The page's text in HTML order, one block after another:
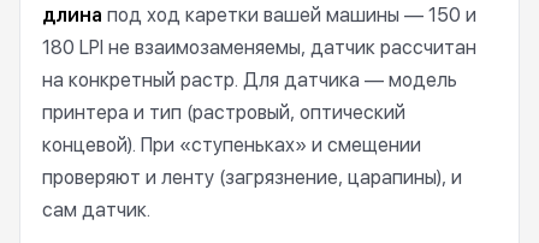
длина под ход каретки вашей машины — 150 и
180 LPI не взаимозаменяемы, датчик рассчитан
на конкретный растр. Для датчика — модель
принтера и тип (растровый, оптический
концевой). При «ступеньках» и смещении
проверяют и ленту (загрязнение, царапины), и
сам датчик.